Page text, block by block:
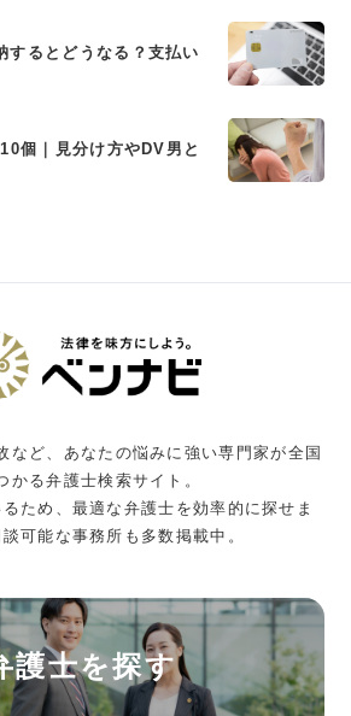
するとどうなる？支払い
個｜見分け方やDV男と
など、あなたの悩みに強い専門家が全国
かる弁護士検索サイト。
ため、最適な弁護士を効率的に探せま
可能な事務所も多数掲載中。
護士を探す